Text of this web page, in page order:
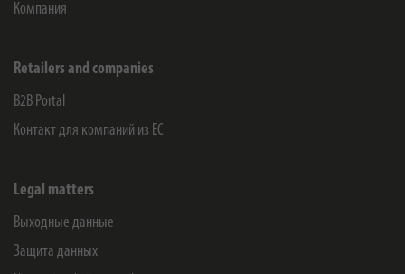
Компания
Retailers and companies
B2B Portal
Контакт для компаний из ЕС
Legal matters
Выходные данные
Защита данных